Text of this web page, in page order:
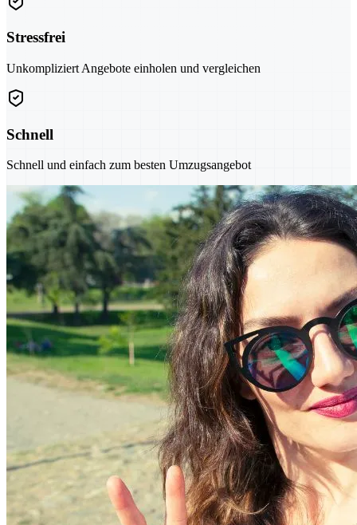
Stressfrei
Unkompliziert Angebote einholen und vergleichen
Schnell
Schnell und einfach zum besten Umzugsangebot